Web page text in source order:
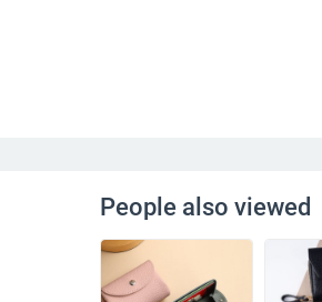
People also viewed